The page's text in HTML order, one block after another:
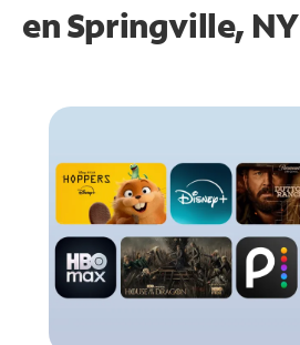
enSpringville, NY